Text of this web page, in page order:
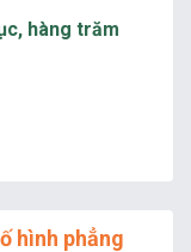
hàng trăm
hình phẳng